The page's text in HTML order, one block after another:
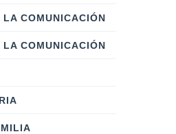
LA COMUNICACIÓN
LA COMUNICACIÓN